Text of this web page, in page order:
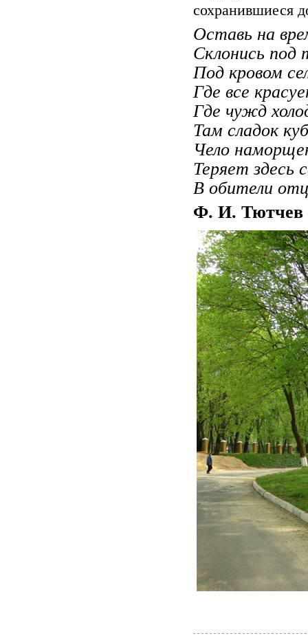
сохранившиеся
Оставь на
Склонись под
Под кровом
Где все
Где чужд
Там сладок
Чело
Теряет здесь
В обители
Ф. И. Тютчев